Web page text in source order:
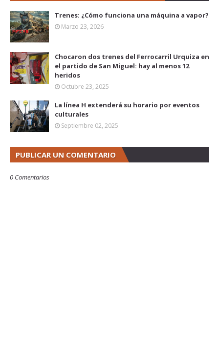
Trenes: ¿Cómo funciona una máquina a vapor?
Marzo 23, 2026
Chocaron dos trenes del Ferrocarril Urquiza en
el partido de San Miguel: hay al menos 12
heridos
Octubre 23, 2025
La línea H extenderá su horario por eventos
culturales
Septiembre 02, 2025
PUBLICAR UN COMENTARIO
0 Comentarios